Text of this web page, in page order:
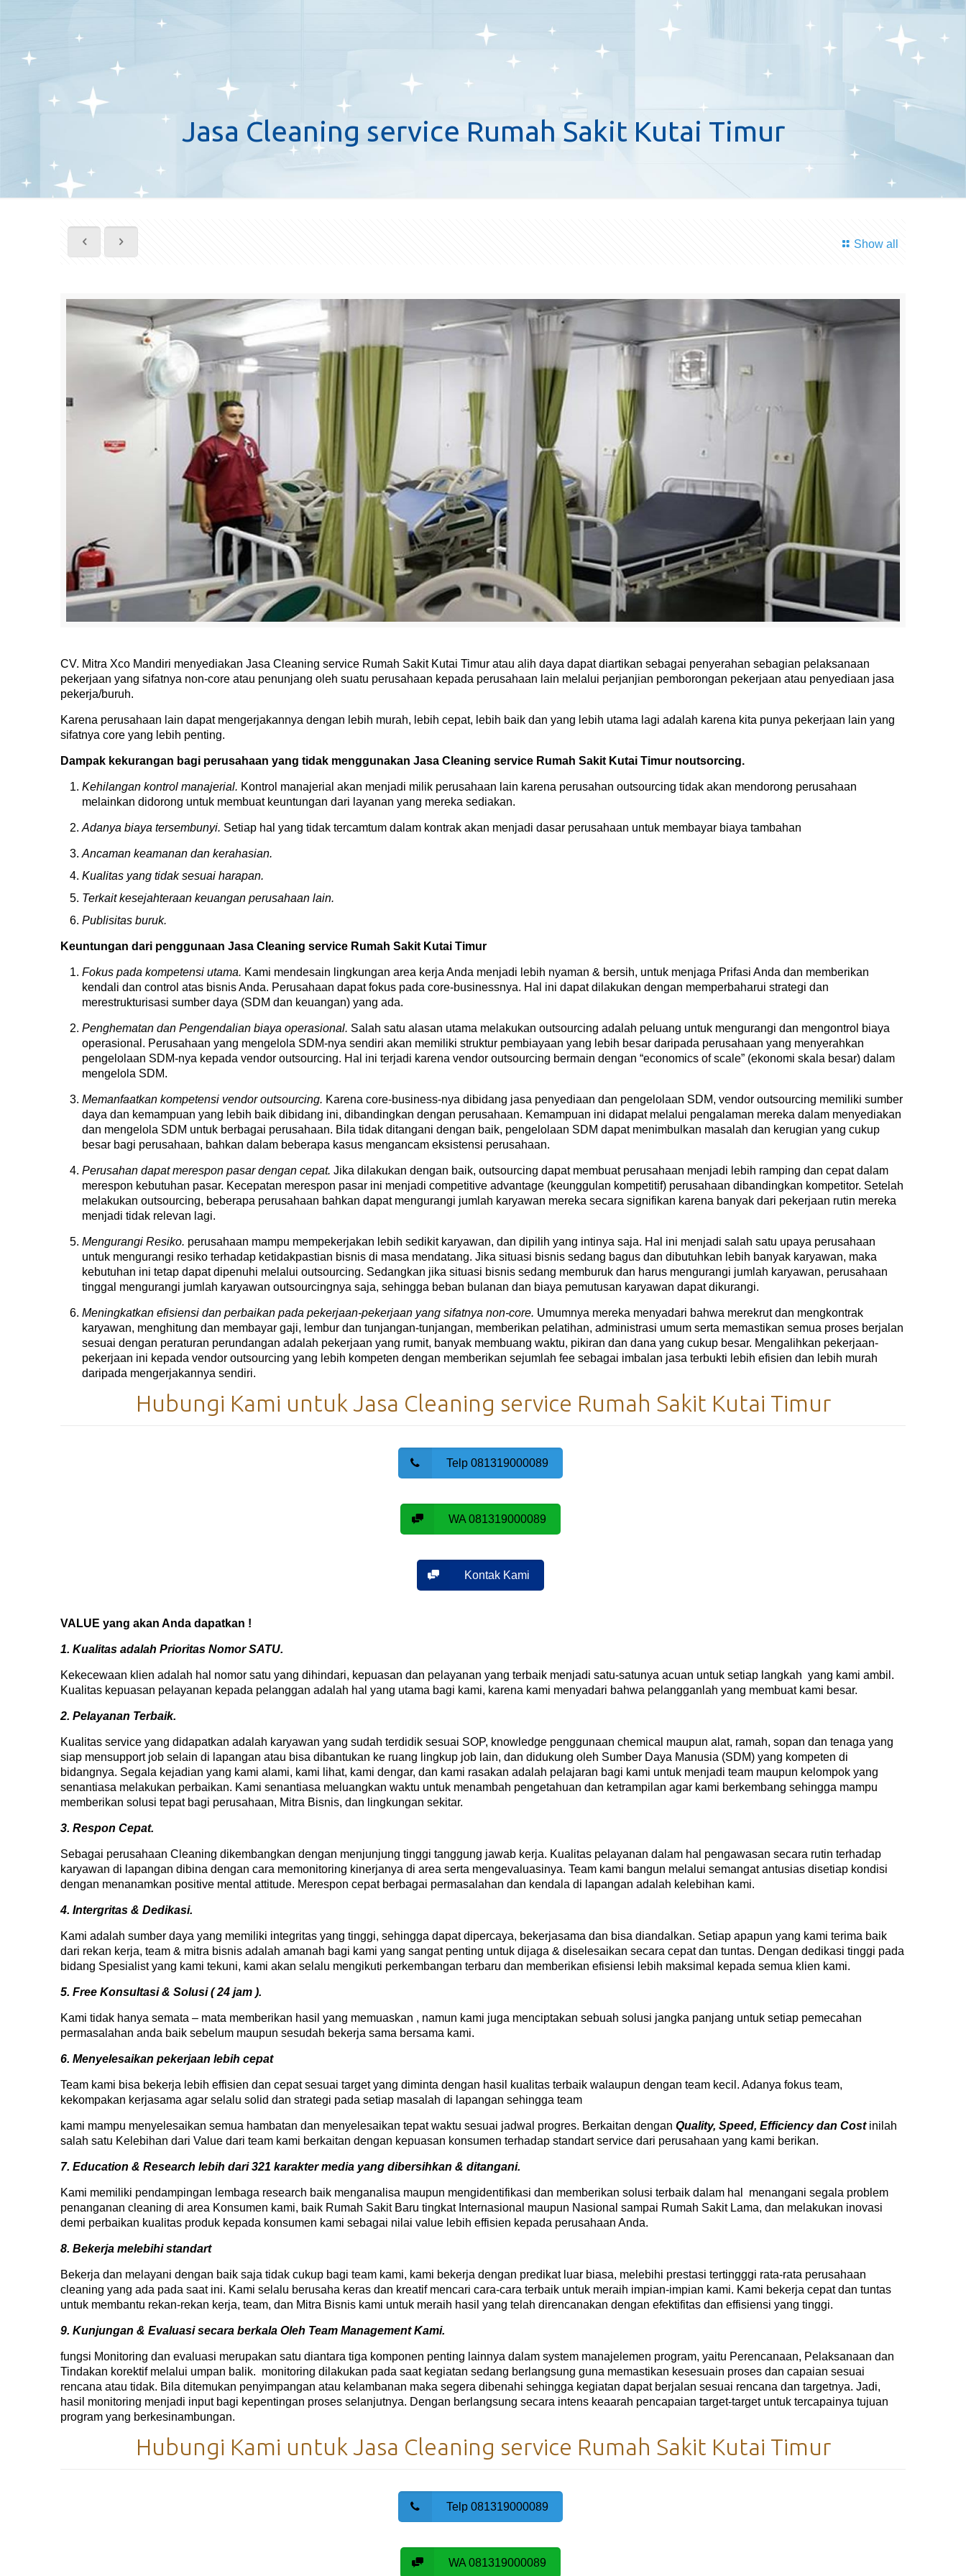
Jasa Cleaning service Rumah Sakit Kutai Timur
Show all
CV. Mitra Xco Mandiri menyediakan Jasa Cleaning service Rumah Sakit Kutai Timur atau alih daya dapat diartikan sebagai penyerahan sebagian pelaksanaan
pekerjaan yang sifatnya non-core atau penunjang oleh suatu perusahaan kepada perusahaan lain melalui perjanjian pemborongan pekerjaan atau penyediaan jasa
pekerja/buruh.
Karena perusahaan lain dapat mengerjakannya dengan lebih murah, lebih cepat, lebih baik dan yang lebih utama lagi adalah karena kita punya pekerjaan lain yang
sifatnya core yang lebih penting.
Dampak kekurangan bagi perusahaan yang tidak menggunakan Jasa Cleaning service Rumah Sakit Kutai Timur noutsorcing.
Kehilangan kontrol manajerial. Kontrol manajerial akan menjadi milik perusahaan lain karena perusahan outsourcing tidak akan mendorong perusahaan
melainkan didorong untuk membuat keuntungan dari layanan yang mereka sediakan.
Adanya biaya tersembunyi. Setiap hal yang tidak tercamtum dalam kontrak akan menjadi dasar perusahaan untuk membayar biaya tambahan
Ancaman keamanan dan kerahasian.
Kualitas yang tidak sesuai harapan.
Terkait kesejahteraan keuangan perusahaan lain.
Publisitas buruk.
Keuntungan dari penggunaan Jasa Cleaning service Rumah Sakit Kutai Timur
Fokus pada kompetensi utama. Kami mendesain lingkungan area kerja Anda menjadi lebih nyaman & bersih, untuk menjaga Prifasi Anda dan memberikan
kendali dan control atas bisnis Anda. Perusahaan dapat fokus pada core-businessnya. Hal ini dapat dilakukan dengan memperbaharui strategi dan
merestrukturisasi sumber daya (SDM dan keuangan) yang ada.
Penghematan dan Pengendalian biaya operasional. Salah satu alasan utama melakukan outsourcing adalah peluang untuk mengurangi dan mengontrol biaya
operasional. Perusahaan yang mengelola SDM-nya sendiri akan memiliki struktur pembiayaan yang lebih besar daripada perusahaan yang menyerahkan
pengelolaan SDM-nya kepada vendor outsourcing. Hal ini terjadi karena vendor outsourcing bermain dengan “economics of scale” (ekonomi skala besar) dalam
mengelola SDM.
Memanfaatkan kompetensi vendor outsourcing. Karena core-business-nya dibidang jasa penyediaan dan pengelolaan SDM, vendor outsourcing memiliki sumber
daya dan kemampuan yang lebih baik dibidang ini, dibandingkan dengan perusahaan. Kemampuan ini didapat melalui pengalaman mereka dalam menyediakan
dan mengelola SDM untuk berbagai perusahaan. Bila tidak ditangani dengan baik, pengelolaan SDM dapat menimbulkan masalah dan kerugian yang cukup
besar bagi perusahaan, bahkan dalam beberapa kasus mengancam eksistensi perusahaan.
Perusahan dapat merespon pasar dengan cepat. Jika dilakukan dengan baik, outsourcing dapat membuat perusahaan menjadi lebih ramping dan cepat dalam
merespon kebutuhan pasar. Kecepatan merespon pasar ini menjadi competitive advantage (keunggulan kompetitif) perusahaan dibandingkan kompetitor. Setelah
melakukan outsourcing, beberapa perusahaan bahkan dapat mengurangi jumlah karyawan mereka secara signifikan karena banyak dari pekerjaan rutin mereka
menjadi tidak relevan lagi.
Mengurangi Resiko. perusahaan mampu mempekerjakan lebih sedikit karyawan, dan dipilih yang intinya saja. Hal ini menjadi salah satu upaya perusahaan
untuk mengurangi resiko terhadap ketidakpastian bisnis di masa mendatang. Jika situasi bisnis sedang bagus dan dibutuhkan lebih banyak karyawan, maka
kebutuhan ini tetap dapat dipenuhi melalui outsourcing. Sedangkan jika situasi bisnis sedang memburuk dan harus mengurangi jumlah karyawan, perusahaan
tinggal mengurangi jumlah karyawan outsourcingnya saja, sehingga beban bulanan dan biaya pemutusan karyawan dapat dikurangi.
Meningkatkan efisiensi dan perbaikan pada pekerjaan-pekerjaan yang sifatnya non-core. Umumnya mereka menyadari bahwa merekrut dan mengkontrak
karyawan, menghitung dan membayar gaji, lembur dan tunjangan-tunjangan, memberikan pelatihan, administrasi umum serta memastikan semua proses berjalan
sesuai dengan peraturan perundangan adalah pekerjaan yang rumit, banyak membuang waktu, pikiran dan dana yang cukup besar. Mengalihkan pekerjaan-
pekerjaan ini kepada vendor outsourcing yang lebih kompeten dengan memberikan sejumlah fee sebagai imbalan jasa terbukti lebih efisien dan lebih murah
daripada mengerjakannya sendiri.
Hubungi Kami untuk Jasa Cleaning service Rumah Sakit Kutai Timur
Telp 081319000089
WA 081319000089
Kontak Kami
VALUE yang akan Anda dapatkan !
1. Kualitas adalah Prioritas Nomor SATU.
Kekecewaan klien adalah hal nomor satu yang dihindari, kepuasan dan pelayanan yang terbaik menjadi satu-satunya acuan untuk setiap langkah yang kami ambil.
Kualitas kepuasan pelayanan kepada pelanggan adalah hal yang utama bagi kami, karena kami menyadari bahwa pelangganlah yang membuat kami besar.
2. Pelayanan Terbaik.
Kualitas service yang didapatkan adalah karyawan yang sudah terdidik sesuai SOP, knowledge penggunaan chemical maupun alat, ramah, sopan dan tenaga yang
siap mensupport job selain di lapangan atau bisa dibantukan ke ruang lingkup job lain, dan didukung oleh Sumber Daya Manusia (SDM) yang kompeten di
bidangnya. Segala kejadian yang kami alami, kami lihat, kami dengar, dan kami rasakan adalah pelajaran bagi kami untuk menjadi team maupun kelompok yang
senantiasa melakukan perbaikan. Kami senantiasa meluangkan waktu untuk menambah pengetahuan dan ketrampilan agar kami berkembang sehingga mampu
memberikan solusi tepat bagi perusahaan, Mitra Bisnis, dan lingkungan sekitar.
3. Respon Cepat.
Sebagai perusahaan Cleaning dikembangkan dengan menjunjung tinggi tanggung jawab kerja. Kualitas pelayanan dalam hal pengawasan secara rutin terhadap
karyawan di lapangan dibina dengan cara memonitoring kinerjanya di area serta mengevaluasinya. Team kami bangun melalui semangat antusias disetiap kondisi
dengan menanamkan positive mental attitude. Merespon cepat berbagai permasalahan dan kendala di lapangan adalah kelebihan kami.
4. Intergritas & Dedikasi.
Kami adalah sumber daya yang memiliki integritas yang tinggi, sehingga dapat dipercaya, bekerjasama dan bisa diandalkan. Setiap apapun yang kami terima baik
dari rekan kerja, team & mitra bisnis adalah amanah bagi kami yang sangat penting untuk dijaga & diselesaikan secara cepat dan tuntas. Dengan dedikasi tinggi pada
bidang Spesialist yang kami tekuni, kami akan selalu mengikuti perkembangan terbaru dan memberikan efisiensi lebih maksimal kepada semua klien kami.
5. Free Konsultasi & Solusi ( 24 jam ).
Kami tidak hanya semata – mata memberikan hasil yang memuaskan , namun kami juga menciptakan sebuah solusi jangka panjang untuk setiap pemecahan
permasalahan anda baik sebelum maupun sesudah bekerja sama bersama kami.
6. Menyelesaikan pekerjaan lebih cepat
Team kami bisa bekerja lebih effisien dan cepat sesuai target yang diminta dengan hasil kualitas terbaik walaupun dengan team kecil. Adanya fokus team,
kekompakan kerjasama agar selalu solid dan strategi pada setiap masalah di lapangan sehingga team
kami mampu menyelesaikan semua hambatan dan menyelesaikan tepat waktu sesuai jadwal progres. Berkaitan dengan Quality, Speed, Efficiency dan Costinilah
salah satu Kelebihan dari Value dari team kami berkaitan dengan kepuasan konsumen terhadap standart service dari perusahaan yang kami berikan.
7. Education & Research lebih dari 321 karakter media yang dibersihkan & ditangani.
Kami memiliki pendampingan lembaga research baik menganalisa maupun mengidentifikasi dan memberikan solusi terbaik dalam hal menangani segala problem
penanganan cleaning di area Konsumen kami, baik Rumah Sakit Baru tingkat Internasional maupun Nasional sampai Rumah Sakit Lama, dan melakukan inovasi
demi perbaikan kualitas produk kepada konsumen kami sebagai nilai value lebih effisien kepada perusahaan Anda.
8. Bekerja melebihi standart
Bekerja dan melayani dengan baik saja tidak cukup bagi team kami, kami bekerja dengan predikat luar biasa, melebihi prestasi tertingggi rata-rata perusahaan
cleaning yang ada pada saat ini. Kami selalu berusaha keras dan kreatif mencari cara-cara terbaik untuk meraih impian-impian kami. Kami bekerja cepat dan tuntas
untuk membantu rekan-rekan kerja, team, dan Mitra Bisnis kami untuk meraih hasil yang telah direncanakan dengan efektifitas dan effisiensi yang tinggi.
9. Kunjungan & Evaluasi secara berkala Oleh Team Management Kami.
fungsi Monitoring dan evaluasi merupakan satu diantara tiga komponen penting lainnya dalam system manajelemen program, yaitu Perencanaan, Pelaksanaan dan
Tindakan korektif melalui umpan balik. monitoring dilakukan pada saat kegiatan sedang berlangsung guna memastikan kesesuain proses dan capaian sesuai
rencana atau tidak. Bila ditemukan penyimpangan atau kelambanan maka segera dibenahi sehingga kegiatan dapat berjalan sesuai rencana dan targetnya. Jadi,
hasil monitoring menjadi input bagi kepentingan proses selanjutnya. Dengan berlangsung secara intens keaarah pencapaian target-target untuk tercapainya tujuan
program yang berkesinambungan.
Hubungi Kami untuk Jasa Cleaning service Rumah Sakit Kutai Timur
Telp 081319000089
WA 081319000089